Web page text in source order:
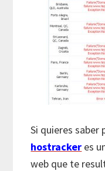
Si quieres saber
hostracker es
web que te